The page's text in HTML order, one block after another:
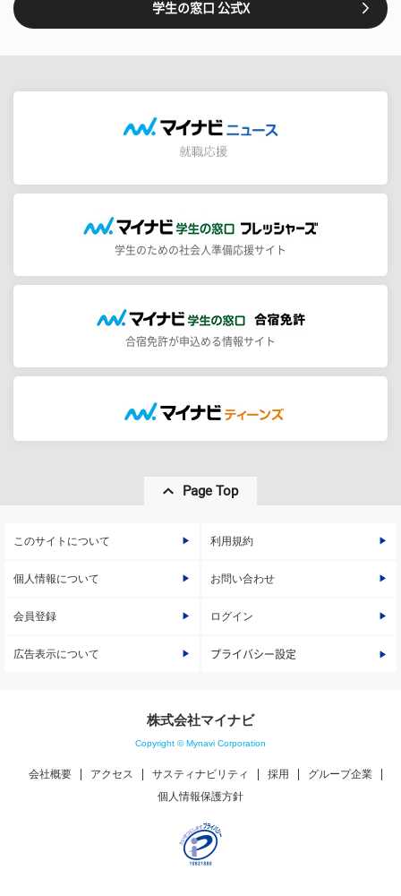
学生の窓口 公式X
学生のための社会人準備応援サイト
合宿免許が申込める情報サイト
Page Top
このサイトについて 利用規約
個人情報について お問い合わせ
会員登録 ログイン
広告表示について プライバシー設定
株式会社マイナビ
Copyright © Mynavi Corporation
会社概要 アクセス サスティナビリティ 採用
グループ企業
個人情報保護方針